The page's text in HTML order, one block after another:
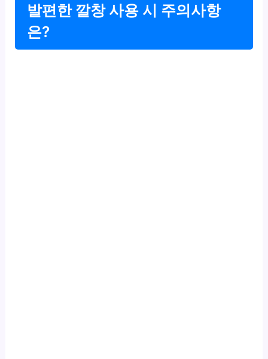
발편한 깔창 사용 시 주의사항
은?